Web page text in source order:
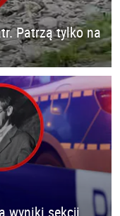
Patrzą tylko na